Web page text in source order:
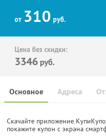
от 310 руб.
Цена без скидки:
3346 руб.
Основное Адреса
Скачайте приложение
покажите купон с экрана